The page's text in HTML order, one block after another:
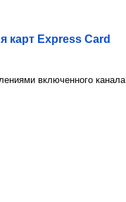
карт Express Card
включенного канала